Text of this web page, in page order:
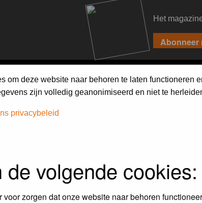
Het
om deze website naar behoren te laten functioneren
zijn volledig geanonimiseerd en niet te
privacybeleid
volgende cookies:
voor zorgen dat onze website naar behoren
password to log in.